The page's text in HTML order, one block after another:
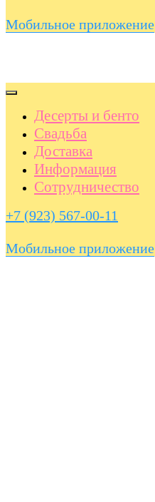
Мобильное приложение
Десерты и бенто
Свадьба
Доставка
Информация
Сотрудничество
+7 (923) 567-00-11
Мобильное приложение